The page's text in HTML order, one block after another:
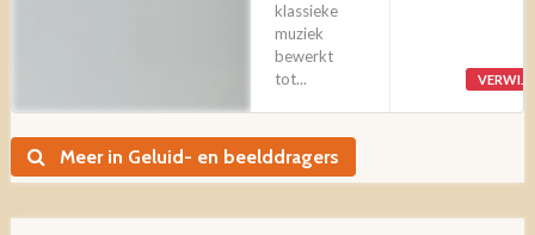
klassieke
muziek
bewerkt
tot...
Meer in Geluid- en beelddragers